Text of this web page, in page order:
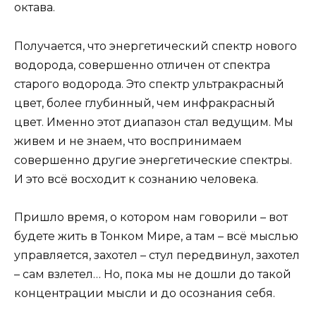
октава.
Получается, что энергетический спектр нового
водорода, совершенно отличен от спектра
старого водорода. Это спектр ультракрасный
цвет, более глубинный, чем инфракрасный
цвет. Именно этот диапазон стал ведущим. Мы
живем и не знаем, что воспринимаем
совершенно другие энергетические спектры.
И это всё восходит к сознанию человека.
Пришло время, о котором нам говорили – вот
будете жить в Тонком Мире, а там – всё мыслью
управляется, захотел – стул передвинул, захотел
– сам взлетел… Но, пока мы не дошли до такой
концентрации мысли и до осознания себя.